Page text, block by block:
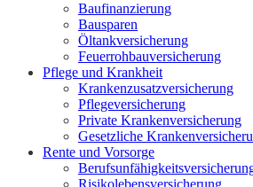
Baufinanzierung
Bausparen
Öltankversicherung
Feuerrohbauversicherung
Pflege und Krankheit
Krankenzusatzversicherung
Pflegeversicherung
Private Krankenversicherung
Gesetzliche
Rente und Vorsorge